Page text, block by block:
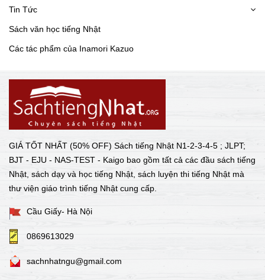
Tin Tức
Sách văn học tiếng Nhật
Các tác phẩm của Inamori Kazuo
GIÁ TỐT NHẤT (50% OFF) Sách tiếng Nhật N1-2-3-4-5 ; JLPT;
BJT - EJU - NAS-TEST - Kaigo bao gồm tất cả các đầu sách tiếng
Nhật, sách dạy và học tiếng Nhật, sách luyện thi tiếng Nhật mà
thư viện giáo trình tiếng Nhật cung cấp.
Cầu Giấy- Hà Nội
0869613029
sachnhatngu@gmail.com